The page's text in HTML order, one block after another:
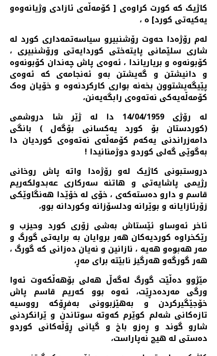
کاژیک کە کورت کراوەی [ کۆمەڵەی ئازادی وژیانەوەو
یەکیەتی کورد] ە ،
لەم رۆژەدا حەوت رۆشنبیرو سیاسەتمەداری کورد لە
شاری سلێمانی پایتەختی کوردایەتی ورۆشنبیری ،
کۆبونەوە و بریاریاندا ، ئەوەی پاش چەندان کۆبونەوە
و دانیشتن و گەیشتن بەو ئەنجامەی کە ئەوەی
پێیگەیشتوون بخەنە بواری کارکردنەوە و خۆیان وەک
کۆمەڵەیەکی نەتەوەی رابگەیەنن،
لە رۆژی 14/04/1959 دا لە ژێر شا دروشمی
(کوردستان بۆ کورد یەکسانی بۆگەل ) بانگی
دامەزراندنی یەکەم کۆمەڵەی نەتەوەی کوردیان دا
بەگوێی گەلی کوردو دوژمنانیدا !
دروستبونی کاژیک لەو رۆژەدا واتە پاش روخانی
رژیمی پاشایەتی و هاتنە سەرکاری عەبدولکەریم
قاسم و دارو دەستەکەی ، خۆی لە خۆێدا هەنگاوێکی
زۆرئازایانە و بوێرانە ودلسۆزانە وکوردانە بوو،
ئاخر ئەوساو ئێستاش بەشی زۆری کورد وحیزب و
رێکخراوە کوردیەکان هەر بروایان بە برایەتی گورگ و
مەر هەبوەو هەیە ، نازانین و نەیان دەزانی کە گورگ ،
هەر گورگەو هەرگیز نابێتە برای مەڕ،
مێژوو دەڵێت گورگ لەگەڵ هەلی بۆهەڵکەوت ئەوا
ورگی مەردەدڕێت، ئەوە بوو کەریم قاسم پاش
خۆجێگیرکردن و بەهێزبوونی بەفڕۆکە رووسیە
تازەکانی شەلم کوێرم کەوتە سوتاندن و ێرانکردنی
شارو گوند و ڕەزو باخ و گیانی ڕۆڵەکانی کوردو
دەستی لە هیچ نەپاراست،